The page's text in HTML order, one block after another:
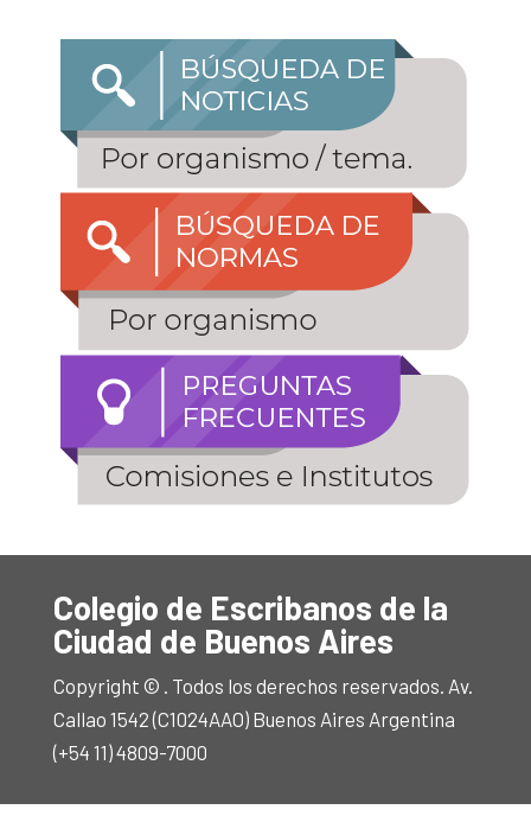
Colegio de Escribanos de la
Ciudad de Buenos Aires
Copyright © . Todos los derechos reservados. Av.
Callao 1542 (C1024AAO) Buenos Aires Argentina
(+54 11) 4809-7000